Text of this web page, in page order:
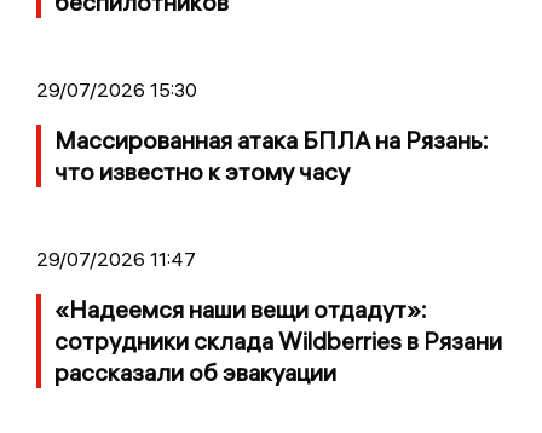
29/07/2026 15:30
Массированная атака БПЛА на Рязань:
что известно к этому часу
29/07/2026 11:47
«Надеемся наши вещи отдадут»:
сотрудники склада Wildberries в Рязани
рассказали об эвакуации